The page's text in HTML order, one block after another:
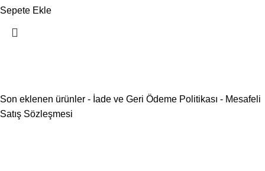
Sepete Ekle
Son eklenen ürünler - İade ve Geri Ödeme Politikası - Mesafeli
Satış Sözleşmesi